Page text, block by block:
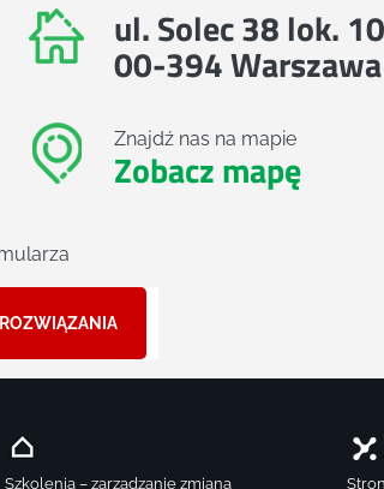
ul. Solec 38 lok.
00-394 Warszawa
Znajdź nas na mapie
Zobacz mapę
Szkolenia – zarządzanie zmianą